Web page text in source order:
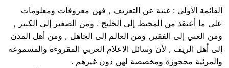
القائمة الاولى : غنية عن التعريف , فهن معروفات ومعلومات
على ما أعتقد من المحيط إلى الخليح . ومن الصغير إلى الكبير ,
ومن الغني إلى الفقير, ومن العالم إلى الجاهل , ومن أهل المدن
إلى أهل الريف , لأن وسائل الاعلام العربي المقروءة والمسموعة
والمرئية محجوزة ومخصصة لهن دون غيرهم .